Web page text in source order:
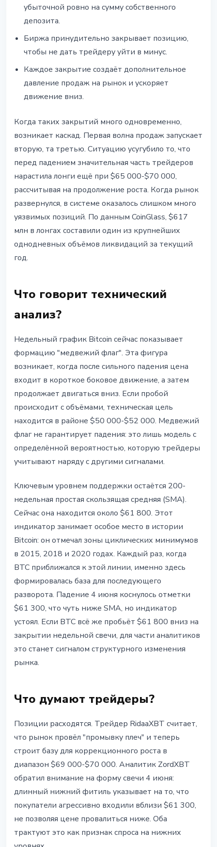
убыточной ровно на сумму собственного
депозита.
Биржа принудительно закрывает позицию,
чтобы не дать трейдеру уйти в минус.
Каждое закрытие создаёт дополнительное
давление продаж на рынок и ускоряет
движение вниз.
Когда таких закрытий много одновременно,
возникает каскад. Первая волна продаж запускает
вторую, та третью. Ситуацию усугубило то, что
перед падением значительная часть трейдеров
нарастила лонги ещё при $65 000-$70 000,
рассчитывая на продолжение роста. Когда рынок
развернулся, в системе оказалось слишком много
уязвимых позиций. По данным CoinGlass, $617
млн в лонгах составили один из крупнейших
однодневных объёмов ликвидаций за текущий
год.
Что говорит технический
анализ?
Недельный график Bitcoin сейчас показывает
формацию "медвежий флаг". Эта фигура
возникает, когда после сильного падения цена
входит в короткое боковое движение, а затем
продолжает двигаться вниз. Если пробой
происходит с объёмами, техническая цель
находится в районе $50 000-$52 000. Медвежий
флаг не гарантирует падения: это лишь модель с
определённой вероятностью, которую трейдеры
учитывают наряду с другими сигналами.
Ключевым уровнем поддержки остаётся 200-
недельная простая скользящая средняя (SMA).
Сейчас она находится около $61 800. Этот
индикатор занимает особое место в истории
Bitcoin: он отмечал зоны циклических минимумов
в 2015, 2018 и 2020 годах. Каждый раз, когда
BTC приближался к этой линии, именно здесь
формировалась база для последующего
разворота. Падение 4 июня коснулось отметки
$61 300, что чуть ниже SMA, но индикатор
устоял. Если BTC всё же пробьёт $61 800 вниз на
закрытии недельной свечи, для части аналитиков
это станет сигналом структурного изменения
рынка.
Что думают трейдеры?
Позиции расходятся. Трейдер RidaaXBT считает,
что рынок провёл "промывку плеч" и теперь
строит базу для коррекционного роста в
диапазон $69 000-$70 000. Аналитик ZordXBT
обратил внимание на форму свечи 4 июня:
длинный нижний фитиль указывает на то, что
покупатели агрессивно входили вблизи $61 300,
не позволяя цене провалиться ниже. Оба
трактуют это как признак спроса на нижних